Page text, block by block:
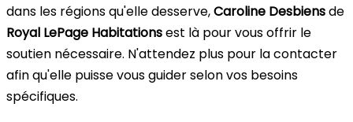
dans les régions qu'elle desserve,Caroline Desbiensde
Royal LePage Habitationsest là pour vous offrir le
soutien nécessaire. N'attendez plus pour la contacter
afin qu'elle puisse vous guider selon vos besoins
spécifiques.